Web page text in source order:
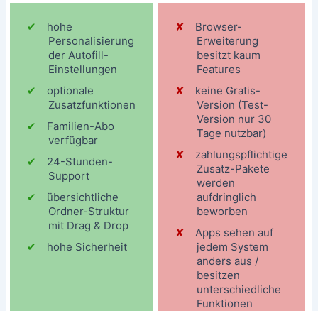
hohe
Personalisierung
der Autofill-
Einstellungen
optionale
Zusatzfunktionen
Familien-Abo
verfügbar
24-Stunden-
Support
übersichtliche
Ordner-Struktur
mit Drag & Drop
hohe Sicherheit
Browser-
Erweiterung
besitzt kaum
Features
keine Gratis-
Version (Test-
Version nur 30
Tage nutzbar)
zahlungspflichtige
Zusatz-Pakete
werden
aufdringlich
beworben
Apps sehen auf
jedem System
anders aus /
besitzen
unterschiedliche
Funktionen